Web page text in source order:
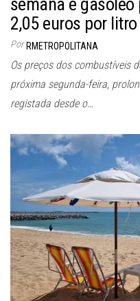
2,05 euros por litro
Por RMETROPOLITANA
Os preços dos combustíveis
próxima segunda-feira,
registada desde o…